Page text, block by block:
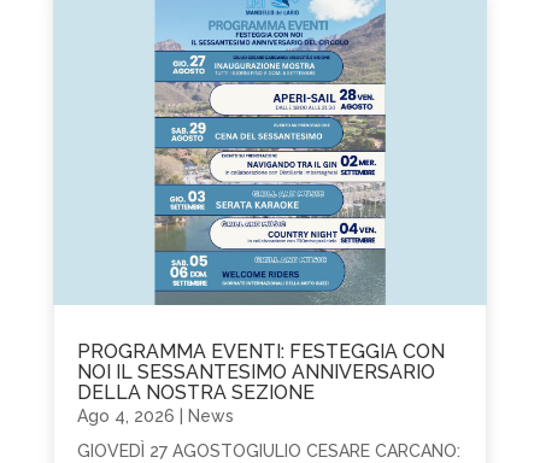
PROGRAMMA EVENTI: FESTEGGIA CON
NOI IL SESSANTESIMO ANNIVERSARIO
DELLA NOSTRA SEZIONE
Ago 4, 2026
News
GIOVEDÌ 27 AGOSTOGIULIO CESARE CARCANO: